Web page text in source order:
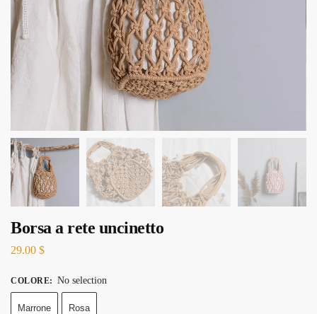
Borsa a rete uncinetto
29.00 $
COLORE: No selection
Marrone Rosa